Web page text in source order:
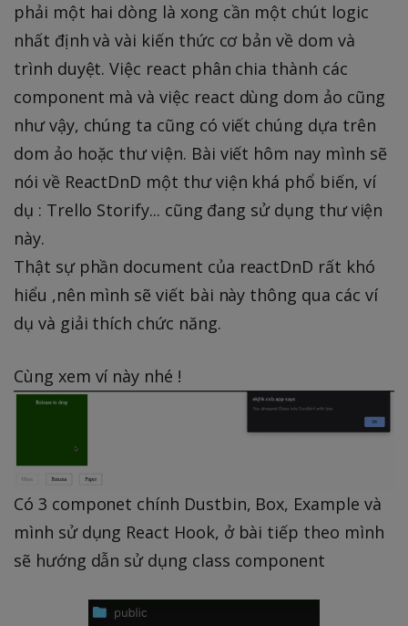
phải một hai dòng là xong cần một chút logic
nhất định và vài kiến thức cơ bản về dom và
trình duyệt. Việc react phân chia thành các
component mà và việc react dùng dom ảo cũng
như vậy, chúng ta cũng có viết chúng dựa trên
dom ảo hoặc thư viện. Bài viết hôm nay mình sẽ
nói về ReactDnD một thư viện khá phổ biến, ví
dụ : Trello Storify... cũng đang sử dụng thư viện
này.
Thật sự phần document của reactDnD rất khó
hiểu ,nên mình sẽ viết bài này thông qua các ví
dụ và giải thích chức năng.
Cùng xem ví này nhé !
Có 3 componet chính Dustbin, Box, Example và
mình sử dụng React Hook, ở bài tiếp theo mình
sẽ hướng dẫn sử dụng class component